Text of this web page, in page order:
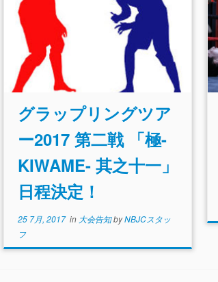
グラップリングツア
ー2017 第二戦 「極-
KIWAME- 其之十一」
日程決定！
25 7月, 2017in 大会告知byNBJCスタッ
フ